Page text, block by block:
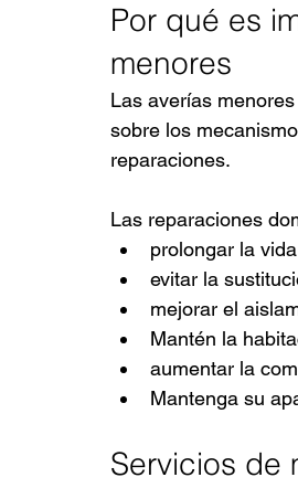
Por qué es
menores
Las averías
sobre los
reparaciones.
Las reparaciones
prolongar la
evitar la
mejorar el
Mantén la
aumentar la
Mantenga su
Servicios de